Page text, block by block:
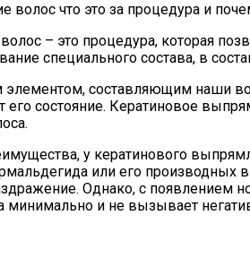
– это процедура, которая
специального состава, в
элементом, составляющим наши
его состояние. Кератиновое
у кератинового
или его
Однако, с появлением
и не вызывает